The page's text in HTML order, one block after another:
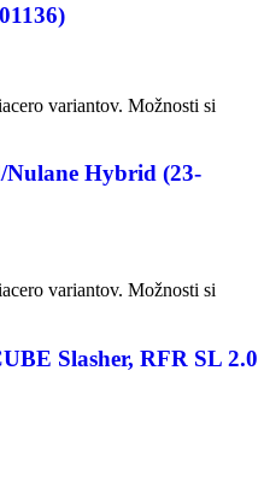
variantov. Možnosti si
Hybrid (23-
variantov. Možnosti si
Slasher, RFR SL 2.0